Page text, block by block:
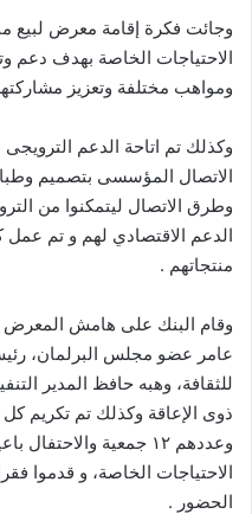
وجائت فكرة إقامة معرض لبيع
الاحتياجات الخاصة بهدف دعم
ومواهب مختلفة وتعزيز
وكذلك تم اتاحة الدعم
الاتصال المؤسسى بتصميم
وطرق الاتصال ليتمكنوا من
الدعم الاقتصادي لهم و تم
منتجاتهم .
وقام البنك على هامش المعرض
عامر عضو مجلس البرلمان،
للثقافة، وهبه حافظ المدير
ذوى الإعاقة وكذلك تم تكريم
وعددهم ١٢ جمعية
الاحتياجات الخاصة، و قدموا
الحضور .